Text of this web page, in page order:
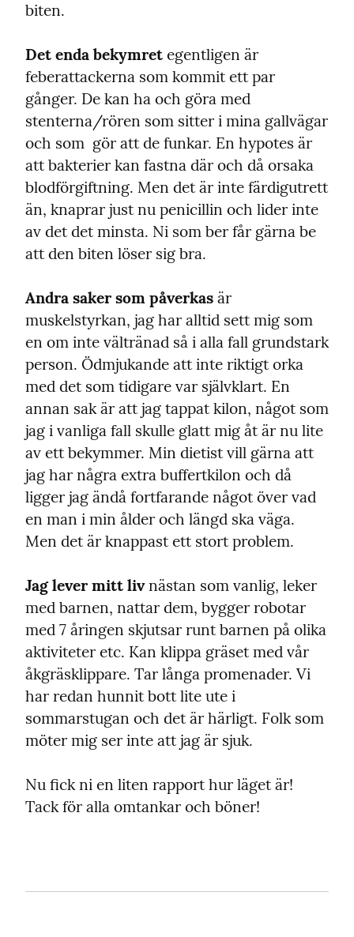
biten.
Det enda bekymret egentligen är
feberattackerna som kommit ett par
gånger. De kan ha och göra med
stenterna/rören som sitter i mina gallvägar
och som  gör att de funkar. En hypotes är
att bakterier kan fastna där och då orsaka
blodförgiftning. Men det är inte färdigutrett
än, knaprar just nu penicillin och lider inte
av det det minsta. Ni som ber får gärna be
att den biten löser sig bra.
Andra saker som påverkas är
muskelstyrkan, jag har alltid sett mig som
en om inte vältränad så i alla fall grundstark
person. Ödmjukande att inte riktigt orka
med det som tidigare var självklart. En
annan sak är att jag tappat kilon, något som
jag i vanliga fall skulle glatt mig åt är nu lite
av ett bekymmer. Min dietist vill gärna att
jag har några extra buffertkilon och då
ligger jag ändå fortfarande något över vad
en man i min ålder och längd ska väga.
Men det är knappast ett stort problem.
Jag lever mitt liv nästan som vanlig, leker
med barnen, nattar dem, bygger robotar
med 7 åringen skjutsar runt barnen på olika
aktiviteter etc. Kan klippa gräset med vår
åkgräsklippare. Tar långa promenader. Vi
har redan hunnit bott lite ute i
sommarstugan och det är härligt. Folk som
möter mig ser inte att jag är sjuk.
Nu fick ni en liten rapport hur läget är!
Tack för alla omtankar och böner!